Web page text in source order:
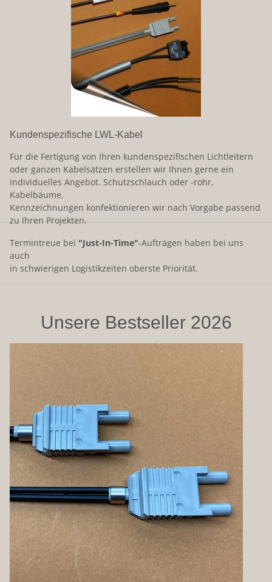
Kundenspezifische LWL-Kabel
Für die Fertigung von Ihren kundenspezifischen Lichtleitern
oder ganzen Kabelsätzen erstellen wir Ihnen gerne ein
individuelles Angebot. Schutzschlauch oder -rohr,
Kabelbäume,
Kennzeichnungen konfektionieren wir nach Vorgabe passend
zu Ihren Projekten.
Termintreue bei "Just-In-Time"-Aufträgen haben bei uns
auch
in schwierigen Logistikzeiten oberste Priorität.
Unsere Bestseller 2026